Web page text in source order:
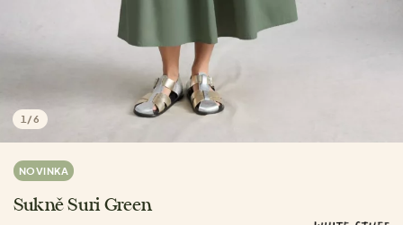
1 /6
NOVINKA
Sukně Suri Green